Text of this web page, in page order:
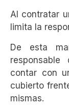
Al contratar
limita la
De esta
contar con
cubierto
mismas.